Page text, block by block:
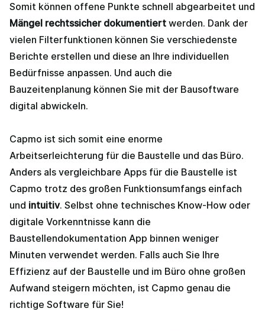
Somit können offene Punkte schnell abgearbeitet und
Mängel rechtssicher dokumentiert werden. Dank der
vielen Filterfunktionen können Sie verschiedenste
Berichte erstellen und diese an Ihre individuellen
Bedürfnisse anpassen. Und auch die
Bauzeitenplanung können Sie mit der Bausoftware
digital abwickeln.
Capmo ist sich somit eine enorme
Arbeitserleichterung für die Baustelle und das Büro.
Anders als vergleichbare Apps für die Baustelle ist
Capmo trotz des großen Funktionsumfangs einfach
und intuitiv. Selbst ohne technisches Know-How oder
digitale Vorkenntnisse kann die
Baustellendokumentation App binnen weniger
Minuten verwendet werden. Falls auch Sie Ihre
Effizienz auf der Baustelle und im Büro ohne großen
Aufwand steigern möchten, ist Capmo genau die
richtige Software für Sie!